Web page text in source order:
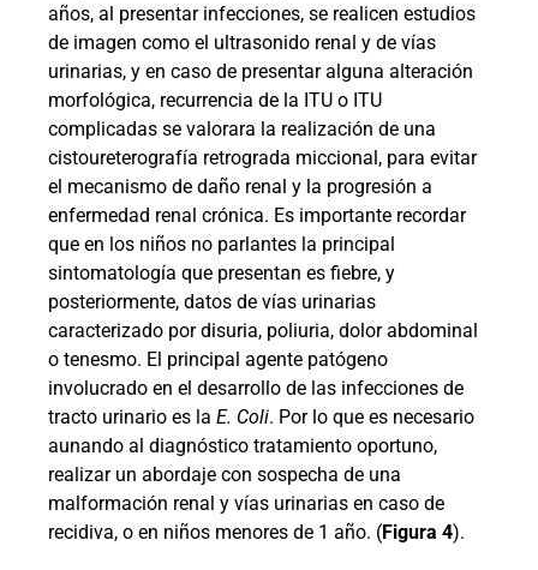
años, al presentar infecciones, se realicen estudios
de imagen como el ultrasonido renal y de vías
urinarias, y en caso de presentar alguna alteración
morfológica, recurrencia de la ITU o ITU
complicadas se valorara la realización de una
cistoureterografía retrograda miccional, para evitar
el mecanismo de daño renal y la progresión a
enfermedad renal crónica. Es importante recordar
que en los niños no parlantes la principal
sintomatología que presentan es fiebre, y
posteriormente, datos de vías urinarias
caracterizado por disuria, poliuria, dolor abdominal
o tenesmo. El principal agente patógeno
involucrado en el desarrollo de las infecciones de
tracto urinario es la E. Coli. Por lo que es necesario
aunando al diagnóstico tratamiento oportuno,
realizar un abordaje con sospecha de una
malformación renal y vías urinarias en caso de
recidiva, o en niños menores de 1 año. (Figura 4).